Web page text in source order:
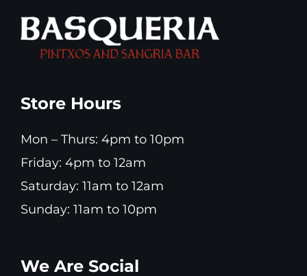
Store Hours
Mon – Thurs: 4pm to 10pm
Friday: 4pm to 12am
Saturday: 11am to 12am
Sunday: 11am to 10pm
We Are Social